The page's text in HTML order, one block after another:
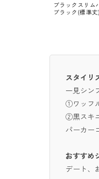
ブラックスリム
ブラック(標準
スタイリ
一見シン
①ワッフ
②黒スキ
パーカー
おすすめ
デート、